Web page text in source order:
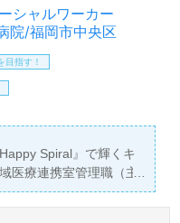
正社員/パート仕事探
収集、将来的に検討の
応じてお問い合わせ/ご
、年収交渉など完全無
＜非公開求人も取扱い
職活動！お問い合わ
シャルワーカー
院/福岡市中央区
目指す！
Spiral』で輝くキ
医療連携室管理職（主
MSW）/正社員募集
】＊社会福祉士有資格